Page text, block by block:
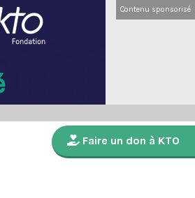
Contenu sponsorisé
Faire un don à KTO